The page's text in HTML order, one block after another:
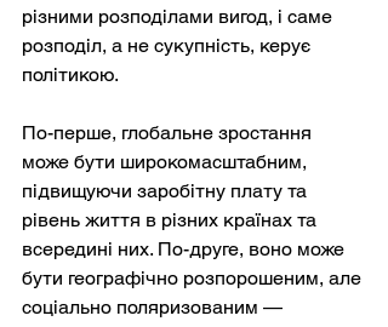
різними розподілами вигод, і саме
розподіл, а не сукупність, керує
політикою.
По-перше, глобальне зростання
може бути широкомасштабним,
підвищуючи заробітну плату та
рівень життя в різних країнах та
всередині них. По-друге, воно може
бути географічно розпорошеним, але
соціально поляризованим —